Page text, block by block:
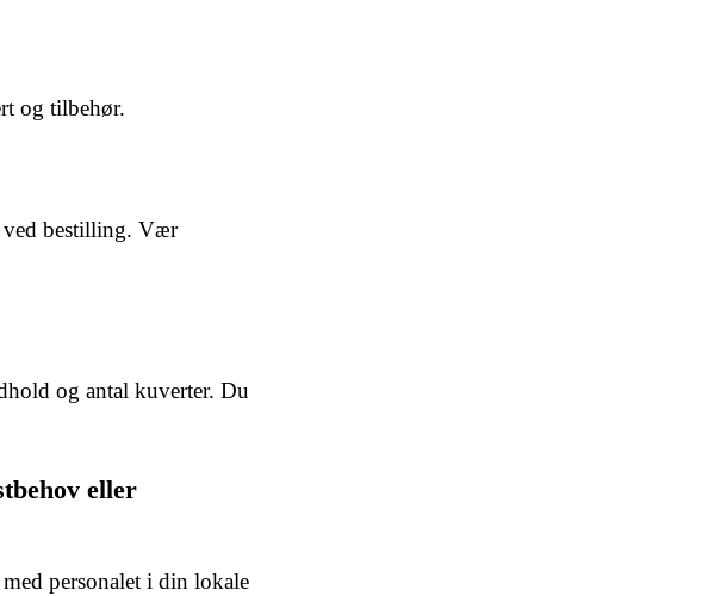
og tilbehør.
ved bestilling. Vær
og antal kuverter. Du
eller
personalet i din lokale